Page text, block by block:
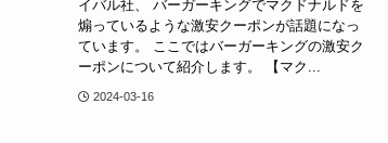
イバル社、 バーガーキングでマクドナルドを
煽っているような激安クーポンが話題になっ
ています。 ここではバーガーキングの激安ク
ーポンについて紹介します。 【マク...
2024-03-16